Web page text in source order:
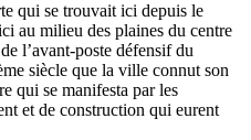
qui se trouvait ici depuis le
au milieu des plaines du centre
l’avant-poste défensif du
siècle que la ville connut son
qui se manifesta par les
et de construction qui eurent